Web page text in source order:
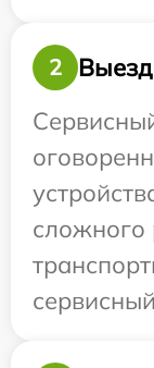
2
сложного